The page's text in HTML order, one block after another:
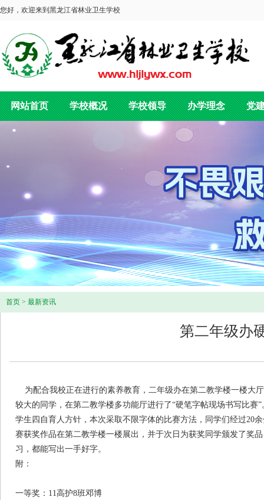
您好，欢迎来到黑龙江省林业卫生学校
网站首页 学校概况 学校领导 办学理念 党
首页 > 最新资讯
第二年级办
为配合我校正在进行的素养教育，二年级办在第二教学楼一楼大
较大的同学，在第二教学楼多功能厅进行了“硬笔字帖现场书写比赛
学生四自育人方针，本次采取不限字体的比赛方法，同学们经过20
赛获奖作品在第二教学楼一楼展出，并于次日为获奖同学颁发了奖
习，都能写出一手好字。
附：
一等奖： 11高护8班邓博